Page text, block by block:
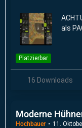
als
Platzierbar
16 Downloads
Moderne
Hochbauer 11.